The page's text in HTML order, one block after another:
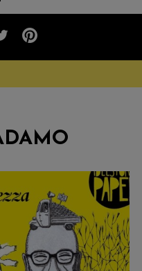
twiterpinterest